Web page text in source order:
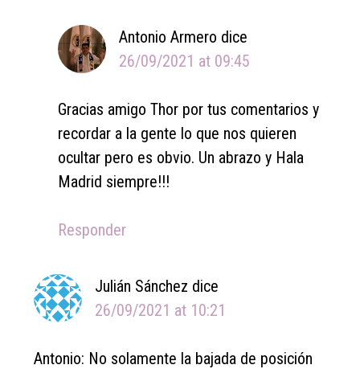
Antonio Armero dice
26/09/2021 at 09:45
Gracias amigo Thor por tus comentarios y
recordar a la gente lo que nos quieren
ocultar pero es obvio. Un abrazo y Hala
Madrid siempre!!!
Responder
Julián Sánchez dice
26/09/2021 at 10:21
Antonio: No solamente la bajada de posición